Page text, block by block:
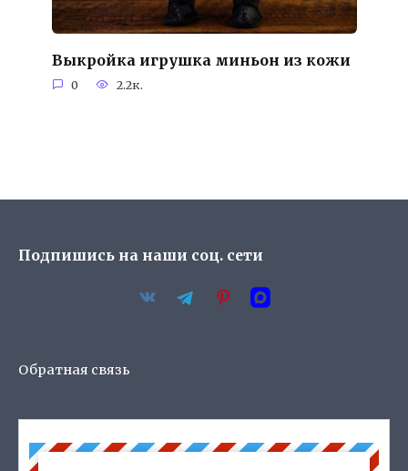
Выкройка игрушка миньон из кожи
0 2.2к.
Подпишись на наши соц. сети
Обратная связь